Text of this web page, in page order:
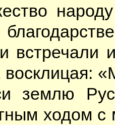
встре­ча­ли
зем­лю
хо­дом